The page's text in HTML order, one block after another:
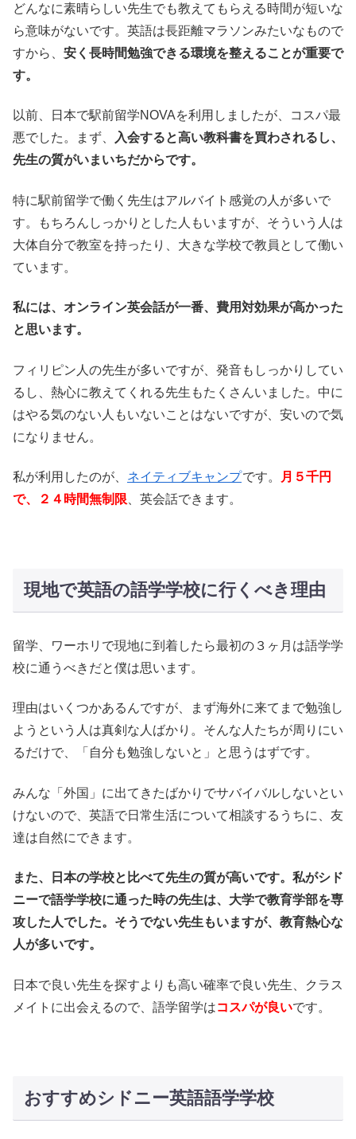
どんなに素晴らしい先生でも教えてもらえる時間が短いな
ら意味がないです。英語は長距離マラソンみたいなもので
すから、 安く長時間勉強できる環境を整えることが重要で
す。
以前、日本で駅前留学NOVAを利用しましたが、コスパ最
悪でした。まず、
入会すると高い教科書を買わされるし、
先生の質がいまいちだからです。
特に駅前留学で働く先生はアルバイト感覚の人が多いで
す。もちろんしっかりとした人もいますが、そういう人は
大体自分で教室を持ったり、大きな学校で教員として働い
ています。
私には、オンライン英会話が一番、費用対効果が高かった
と思います。
フィリピン人の先生が多いですが、発音もしっかりしてい
るし、熱心に教えてくれる先生もたくさんいました。中に
はやる気のない人もいないことはないですが、安いので気
になりません。
私が利用したのが、 ネイティブキャンプです。
月５千円
で、２４時間無制限 、英会話できます。
現地で英語の語学学校に行くべき理由
留学、ワーホリで現地に到着したら最初の３ヶ月は語学学
校に通うべきだと僕は思います。
理由はいくつかあるんですが、まず海外に来てまで勉強し
ようという人は真剣な人ばかり。そんな人たちが周りにい
るだけで、「自分も勉強しないと」と思うはずです。
みんな「外国」に出てきたばかりでサバイバルしないとい
けないので、英語で日常生活について相談するうちに、友
達は自然にできます。
また、日本の学校と比べて先生の質が高いです。私がシド
ニーで語学学校に通った時の先生は、大学で教育学部を専
攻した人でした。そうでない先生もいますが、教育熱心な
人が多いです。
日本で良い先生を探すよりも高い確率で良い先生、クラス
メイトに出会えるので、語学留学はコスパが良いです。
おすすめシドニー英語語学学校